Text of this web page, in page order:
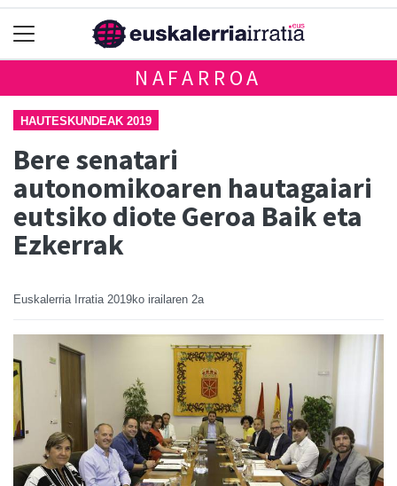
NAFARROA
HAUTESKUNDEAK 2019
Bere senatari
autonomikoaren hautagaiari
eutsiko diote Geroa Baik eta
Ezkerrak
Euskalerria Irratia 2019ko irailaren 2a